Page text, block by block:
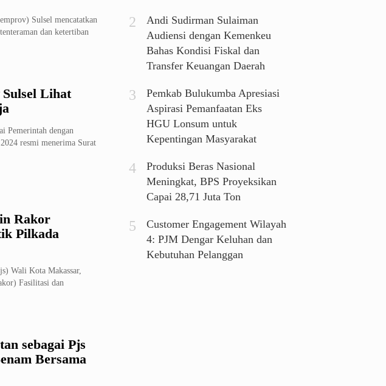
Sulsel mencatatkan
dan ketertiban
Sulsel Lihat
Pemerintah dengan
resmi menerima Surat
Rakor
Pilkada
Wali Kota Makassar,
Fasilitasi dan
sebagai Pjs
Bersama
Andi Sudirman Sulaiman
Audiensi dengan Kemenkeu
Bahas Kondisi Fiskal dan
Transfer Keuangan Daerah
Pemkab Bulukumba Apresiasi
Aspirasi Pemanfaatan Eks
HGU Lonsum untuk
Kepentingan Masyarakat
Produksi Beras Nasional
Meningkat, BPS Proyeksikan
Capai 28,71 Juta Ton
Customer Engagement Wilayah
4: PJM Dengar Keluhan dan
Kebutuhan Pelanggan